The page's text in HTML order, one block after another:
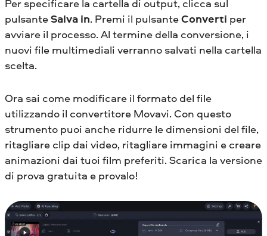
Per specificare la cartella di output, clicca sul
pulsanteSalva in. Premi il pulsanteConverti per
avviare il processo. Al termine della conversione, i
nuovi file multimediali verranno salvati nella cartella
scelta.
Ora sai come modificare il formato del file
utilizzando il convertitore Movavi. Con questo
strumento puoi anche ridurre le dimensioni del file,
ritagliare clip dai video, ritagliare immagini e creare
animazioni dai tuoi film preferiti. Scarica la versione
di prova gratuita e provalo!